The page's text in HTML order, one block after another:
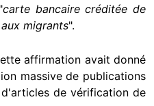
carte bancaire créditée de
migrants".
affirmation avait donné
massive de publications
de vérification de